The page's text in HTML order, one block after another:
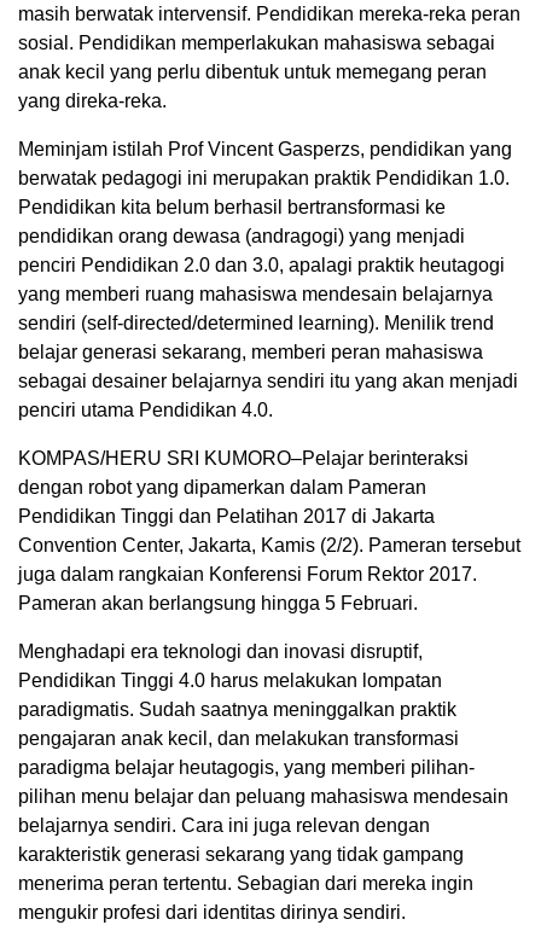
masih berwatak intervensif. Pendidikan mereka-reka peran
sosial. Pendidikan memperlakukan mahasiswa sebagai
anak kecil yang perlu dibentuk untuk memegang peran
yang direka-reka.
Meminjam istilah Prof Vincent Gasperzs, pendidikan yang
berwatak pedagogi ini merupakan praktik Pendidikan 1.0.
Pendidikan kita belum berhasil bertransformasi ke
pendidikan orang dewasa (andragogi) yang menjadi
penciri Pendidikan 2.0 dan 3.0, apalagi praktik heutagogi
yang memberi ruang mahasiswa mendesain belajarnya
sendiri (self-directed/determined learning). Menilik trend
belajar generasi sekarang, memberi peran mahasiswa
sebagai desainer belajarnya sendiri itu yang akan menjadi
penciri utama Pendidikan 4.0.
KOMPAS/HERU SRI KUMORO–Pelajar berinteraksi
dengan robot yang dipamerkan dalam Pameran
Pendidikan Tinggi dan Pelatihan 2017 di Jakarta
Convention Center, Jakarta, Kamis (2/2). Pameran tersebut
juga dalam rangkaian Konferensi Forum Rektor 2017.
Pameran akan berlangsung hingga 5 Februari.
Menghadapi era teknologi dan inovasi disruptif,
Pendidikan Tinggi 4.0 harus melakukan lompatan
paradigmatis. Sudah saatnya meninggalkan praktik
pengajaran anak kecil, dan melakukan transformasi
paradigma belajar heutagogis, yang memberi pilihan-
pilihan menu belajar dan peluang mahasiswa mendesain
belajarnya sendiri. Cara ini juga relevan dengan
karakteristik generasi sekarang yang tidak gampang
menerima peran tertentu. Sebagian dari mereka ingin
mengukir profesi dari identitas dirinya sendiri.